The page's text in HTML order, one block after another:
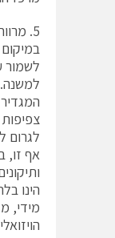
5. מרווח בין רכיבים
לשמור
אף זו,
הינו
מידי,